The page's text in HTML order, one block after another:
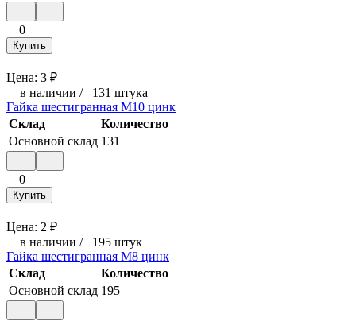
0
Купить
Цена: 3 ₽
в наличии / 131 штука
Гайка шестигранная М10 цинк
Склад
Количество
Основной склад 131
0
Купить
Цена: 2 ₽
в наличии / 195 штук
Гайка шестигранная М8 цинк
Склад
Количество
Основной склад 195